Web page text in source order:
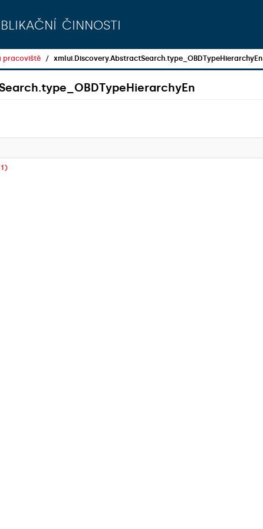
činnosti
pracoviště xmlui.Discovery.AbstractSearch.type_OBDTypeHierarchyEn